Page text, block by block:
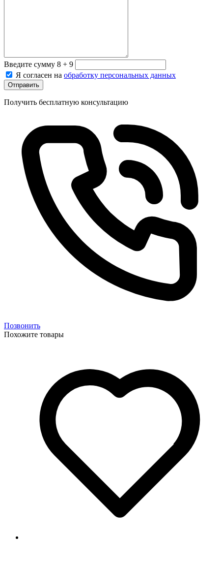
Введите сумму 8 + 9
Я согласен на обработку персональных данных
Отправить
Получить бесплатную консультацию
Позвонить
Похожите товары